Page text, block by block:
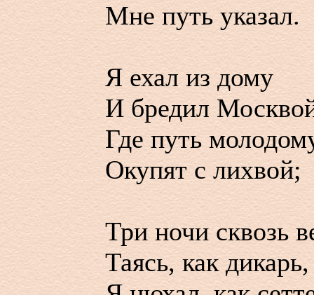
Мне путь указал.
Я ехал из дому
И бредил
Где путь
Окупят с лихвой;
Три ночи сквозь
Таясь, как дикарь,